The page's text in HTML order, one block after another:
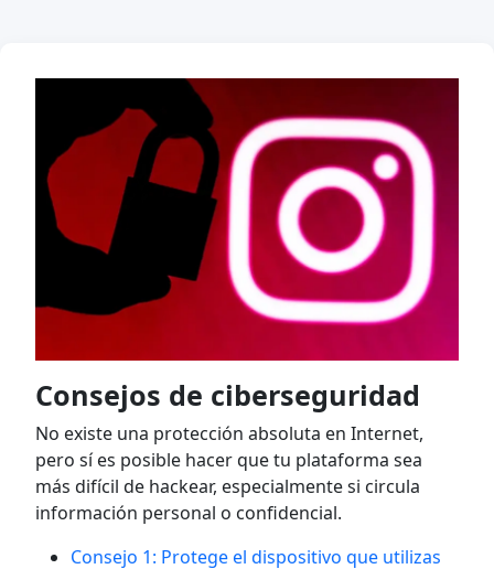
Consejos de ciberseguridad
No existe una protección absoluta en Internet,
pero sí es posible hacer que tu plataforma sea
más difícil de hackear, especialmente si circula
información personal o confidencial.
Consejo 1: Protege el dispositivo que utilizas